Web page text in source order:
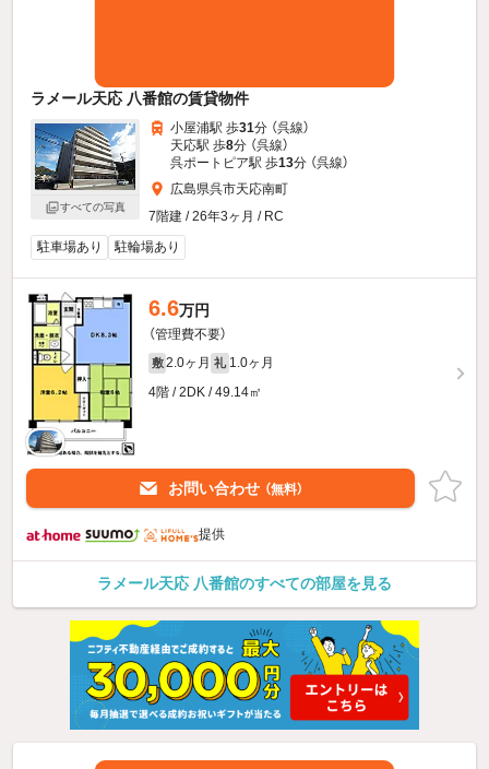
ラメール天応 八番館の賃貸物件
すべての写真
小屋浦駅 歩31分 （呉線）
天応駅 歩8分 （呉線）
呉ポートピア駅 歩13分 （呉線）
広島県呉市天応南町
7階建 / 26年3ヶ月 / RC
駐車場あり
駐輪場あり
6.6万円
（管理費不要）
敷 2.0ヶ月 礼 1.0ヶ月
4階 / 2DK / 49.14㎡
お問い合わせ （無料）
提供
ラメール天応 八番館のすべての部屋を見る